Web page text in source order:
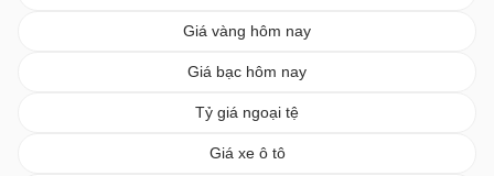
Giá vàng hôm nay
Giá bạc hôm nay
Tỷ giá ngoại tệ
Giá xe ô tô